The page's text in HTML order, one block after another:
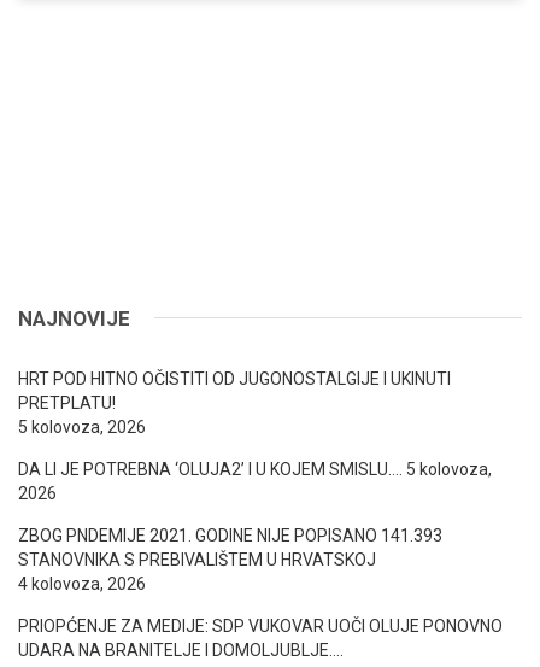
NAJNOVIJE
HRT POD HITNO OČISTITI OD JUGONOSTALGIJE I UKINUTI
PRETPLATU!
5 kolovoza, 2026
DA LI JE POTREBNA ‘OLUJA2’ I U KOJEM SMISLU….
5 kolovoza,
2026
ZBOG PNDEMIJE 2021. GODINE NIJE POPISANO 141.393
STANOVNIKA S PREBIVALIŠTEM U HRVATSKOJ
4 kolovoza, 2026
PRIOPĆENJE ZA MEDIJE: SDP VUKOVAR UOČI OLUJE PONOVNO
UDARA NA BRANITELJE I DOMOLJUBLJE….